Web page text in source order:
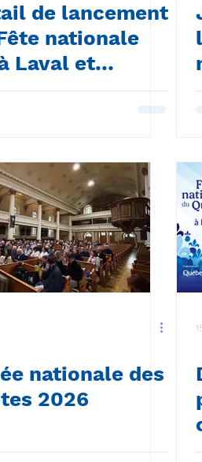
de lancement
nationale
Laval et
aux
nationale des
2026